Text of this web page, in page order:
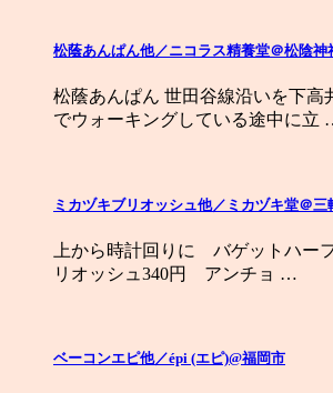
松蔭あんぱん他／ニコラス精養堂＠松陰神
松蔭あんぱん 世田谷線沿いを下高
でウォーキングしている途中に立
ミカヅキブリオッシュ他／ミカヅキ堂＠三
上から時計回りに バゲットハー
リオッシュ340円 アンチョ …
ベーコンエピ他／épi (エピ)@福岡市